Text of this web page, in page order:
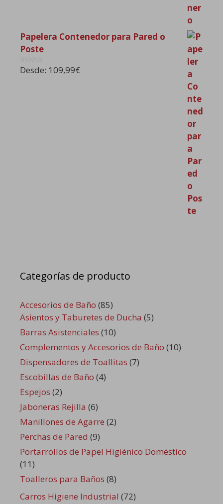
Papelera Contenedor para Pared o
Poste
0
Desde: 109,99€
Categorías de producto
Accesorios de Baño (85)
Asientos y Taburetes de Ducha (5)
Barras Asistenciales (10)
Complementos y Accesorios de Baño (10)
Dispensadores de Toallitas (7)
Escobillas de Baño (4)
Espejos (2)
Jaboneras Rejilla (6)
Manillones de Agarre (2)
Perchas de Pared (9)
Portarrollos de Papel Higiénico Doméstico
(11)
Toalleros para Baños (8)
Carros Higiene Industrial (72)